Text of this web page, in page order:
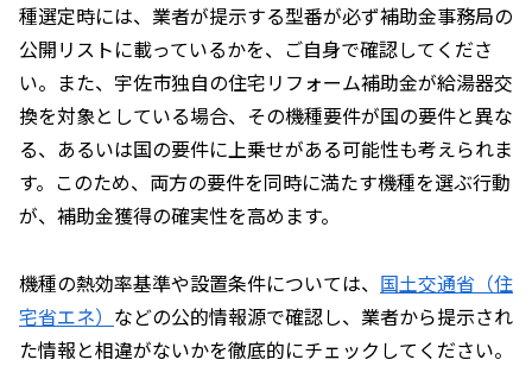
種選定時には、業者が提示する型番が必ず補助金事務局の
公開リストに載っているかを、ご自身で確認してくださ
い。また、宇佐市独自の住宅リフォーム補助金が給湯器交
換を対象としている場合、その機種要件が国の要件と異な
る、あるいは国の要件に上乗せがある可能性も考えられま
す。このため、両方の要件を同時に満たす機種を選ぶ行動
が、補助金獲得の確実性を高めます。
機種の熱効率基準や設置条件については、 国土交通省（住
宅省エネ） などの公的情報源で確認し、業者から提示され
た情報と相違がないかを徹底的にチェックしてください。